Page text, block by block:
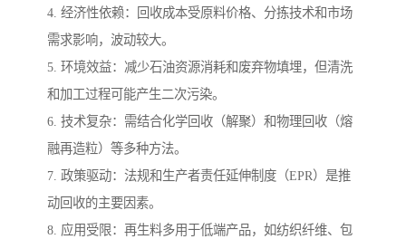
4. 经济性依赖：回收成本受原料价格、分拣技术和市场
需求影响，波动较大。
5. 环境效益：减少石油资源消耗和废弃物填埋，但清洗
和加工过程可能产生二次污染。
6. 技术复杂：需结合化学回收（解聚）和物理回收（熔
融再造粒）等多种方法。
7. 政策驱动：法规和生产者责任延伸制度（EPR）是推
动回收的主要因素。
8. 应用受限：再生料多用于低端产品，如纺织纤维、包